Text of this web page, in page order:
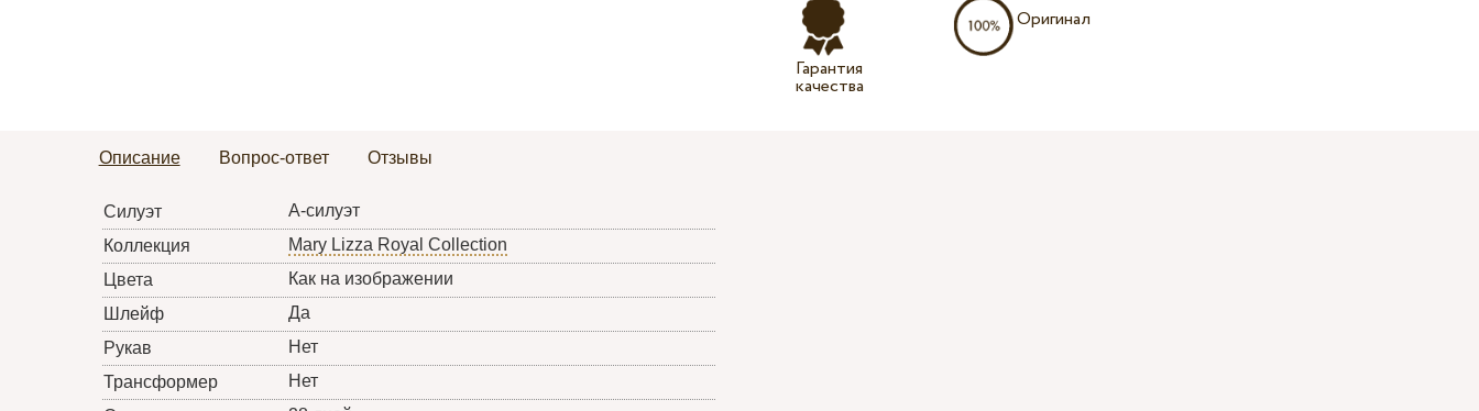
Гарантия
качества
Оригинал
Описание Вопрос-ответ Отзывы
Силуэт
А-силуэт
Коллекция
Mary Lizza Royal Collection
Цвета
Как на изображении
Шлейф
Да
Рукав
Нет
Трансформер
Нет